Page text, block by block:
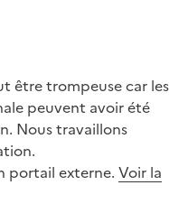
être trompeuse car les
peuvent avoir été
Nous travaillons
portail externe. Voir la